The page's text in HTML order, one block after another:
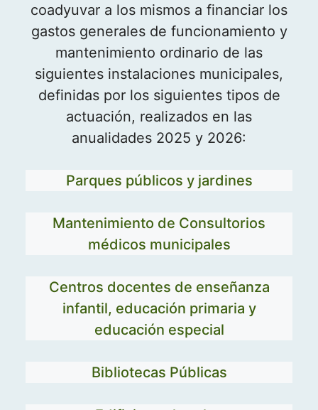
coadyuvar a los mismos a financiar los
gastos generales de funcionamiento y
mantenimiento ordinario de las
siguientes instalaciones municipales,
definidas por los siguientes tipos de
actuación, realizados en las
anualidades 2025 y 2026:
Parques públicos y jardines
Mantenimiento de Consultorios
médicos municipales
Centros docentes de enseñanza
infantil, educación primaria y
educación especial
Bibliotecas Públicas